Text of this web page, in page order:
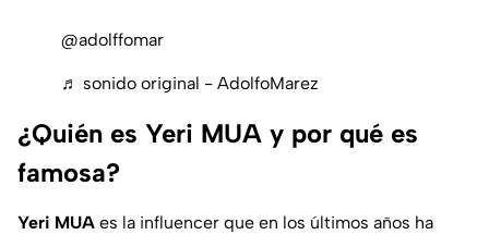
@adolffomar
♬ sonido original - AdolfoMarez
¿Quién es Yeri MUA y por qué es
famosa?
Yeri MUA es la influencer que en los últimos años ha